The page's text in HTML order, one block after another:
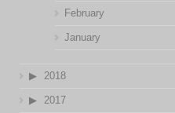
February
January
2018
2017